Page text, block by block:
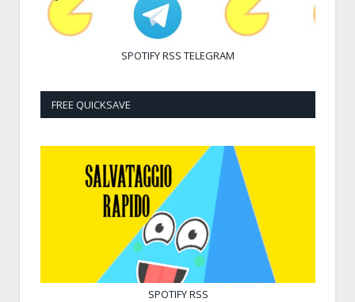
SPOTIFYRSS TELEGRAM
FREE QUICKSAVE
SPOTIFYRSS